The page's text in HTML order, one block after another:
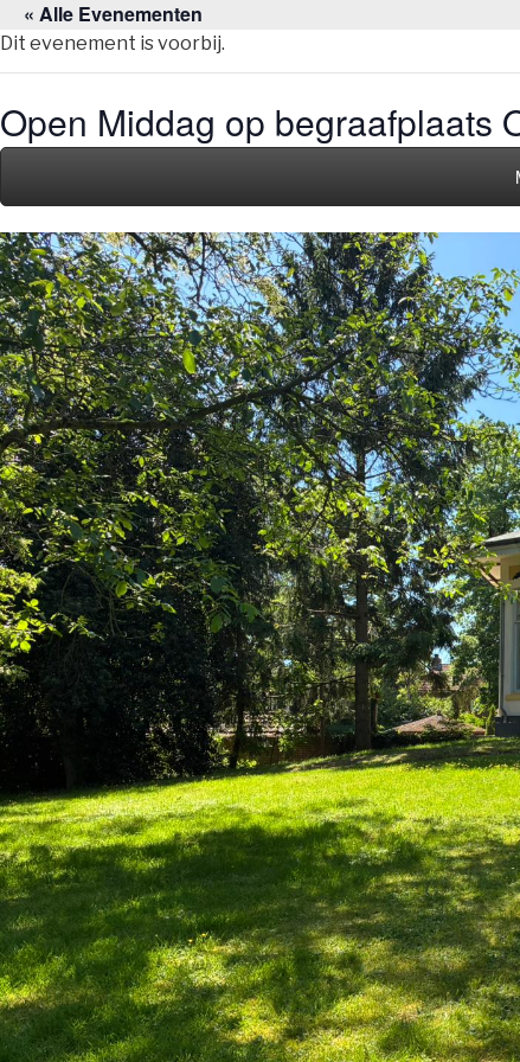
Naar
de
inhoud
« Alle Evenementen
Dit evenement is voorbij.
Open Middag op begraafplaats